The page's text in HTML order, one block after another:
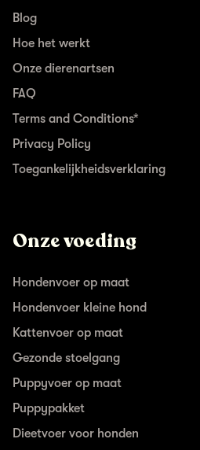
Blog
Hoe het werkt
Onze dierenartsen
FAQ
Terms and Conditions*
Privacy Policy
Toegankelijkheidsverklaring
Onze voeding
Hondenvoer op maat
Hondenvoer kleine hond
Kattenvoer op maat
Gezonde stoelgang
Puppyvoer op maat
Puppypakket
Dieetvoer voor honden